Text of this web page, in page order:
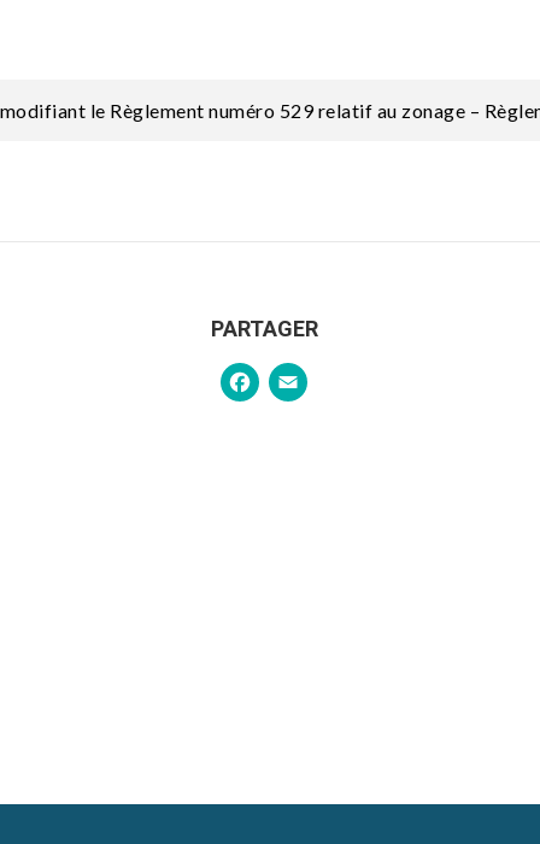
le Règlement numéro 529 relatif au zonage –
PARTAGER
Facebook